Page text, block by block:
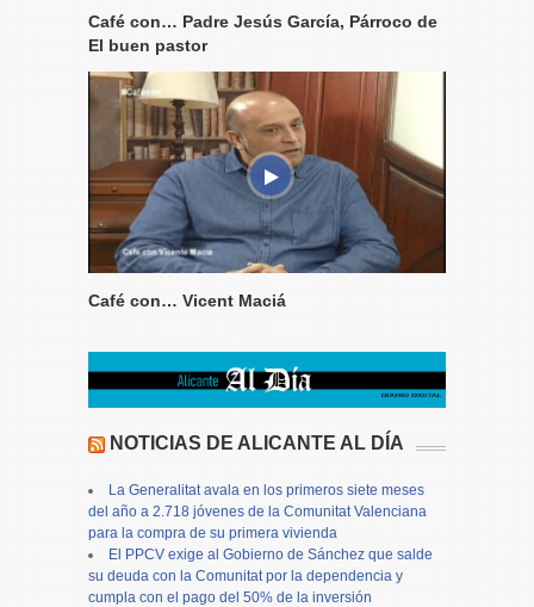
Café con… Padre Jesús García, Párroco de
El buen pastor
Café con… Vicent Maciá
NOTICIAS DE ALICANTE AL DÍA
La Generalitat avala en los primeros siete meses
del año a 2.718 jóvenes de la Comunitat Valenciana
para la compra de su primera vivienda
El PPCV exige al Gobierno de Sánchez que salde
su deuda con la Comunitat por la dependencia y
cumpla con el pago del 50% de la inversión